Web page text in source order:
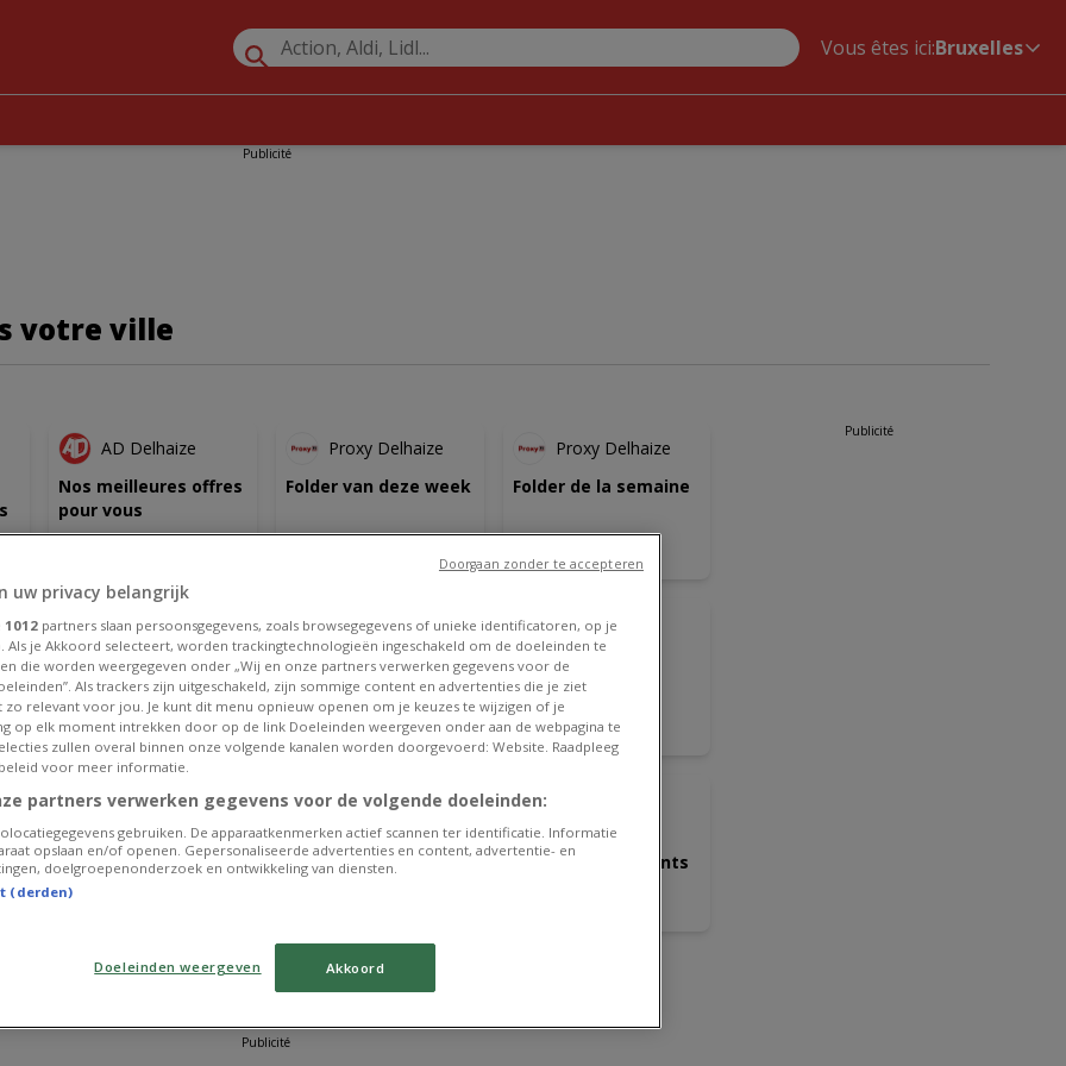
Vous êtes ici:Bruxelles
Publicité
votre ville
AD Delhaize
Nos meilleures offres
pour vous
Expire le
Proxy Delhaize
Folder van deze week
Expire le
Proxy Delhaize
Folder de la semaine
Expire le
12/08
Delhaize
Folder Delhaize - FR
Expire le
12/08
Action
folder Action
Expire le
11/08
Colruyt
Nos meilleures
bonnes affaires
Expire le
25/08
ANTICIPÉ
Aldi
Super réductions sur
des produits
sélectionnés
Expire le
EXPIRE DEMAIN
Aldi
Offres exclusives et
bonnes affaires
Meilleures offres
pour tous les clients
VOIR PLUS
Publicité
Publicité
uw privacy belangrijk
1012 partners slaan persoonsgegevens, zoals browsegegevens of unieke identificatoren, op je
Als je Akkoord selecteert, worden trackingtechnologieën ingeschakeld om de doeleinden te
die worden weergegeven onder „Wij en onze partners verwerken gegevens voor de
Als trackers zijn uitgeschakeld, zijn sommige content en advertenties die je ziet
zo relevant voor jou. Je kunt dit menu opnieuw openen om je keuzes te wijzigen of je
op elk moment intrekken door op de link Doeleinden weergeven onder aan de webpagina te
zullen overal binnen onze volgende kanalen worden doorgevoerd: Website. Raadpleeg
voor meer informatie.
partners verwerken gegevens voor de volgende doeleinden:
gebruiken. De apparaatkenmerken actief scannen ter identificatie. Informatie
opslaan en/of openen. Gepersonaliseerde advertenties en content, advertentie- en
doelgroepenonderzoek en ontwikkeling van diensten.
(derden)
Doeleinden weergeven Akkoord
Doorgaan zonder te accepteren